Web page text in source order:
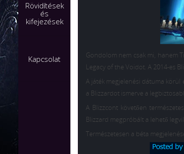
Rövidítések
és
kifejezések
Kapcsolat
Gondolom nem csak mi, hanem
Legacy of the Voidot. A 2014-es
A játék megjelenési dátuma körül
a Blizzardot ismerve a
A Blizzcont követően
Blizzard megpróbált a lehető
Természetesen a béta